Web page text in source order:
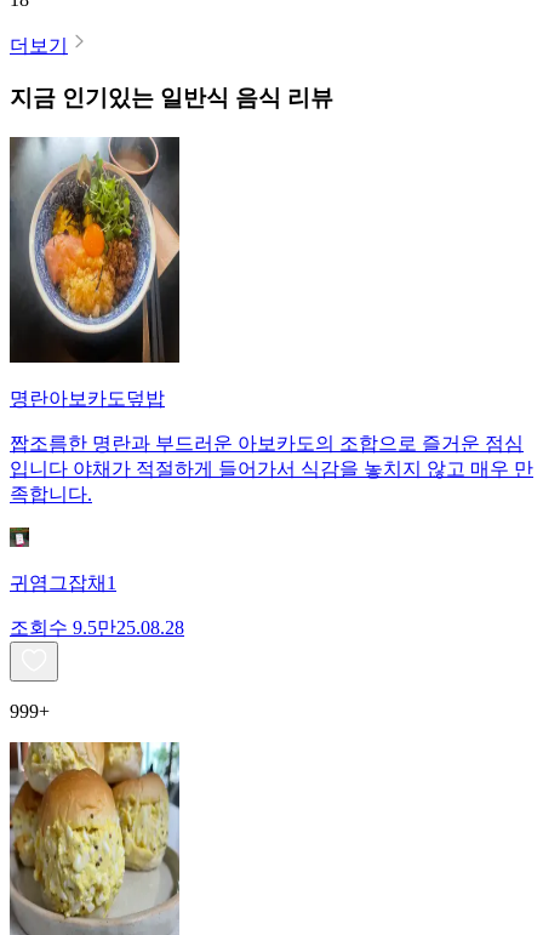
더보기
지금 인기있는 일반식 음식 리뷰
명란아보카도덮밥
짭조름한 명란과 부드러운 아보카도의 조합으로 즐거운 점심
입니다 야채가 적절하게 들어가서 식감을 놓치지 않고 매우 만
족합니다.
귀염그잡채1
조회수 9.5만25.08.28
999+